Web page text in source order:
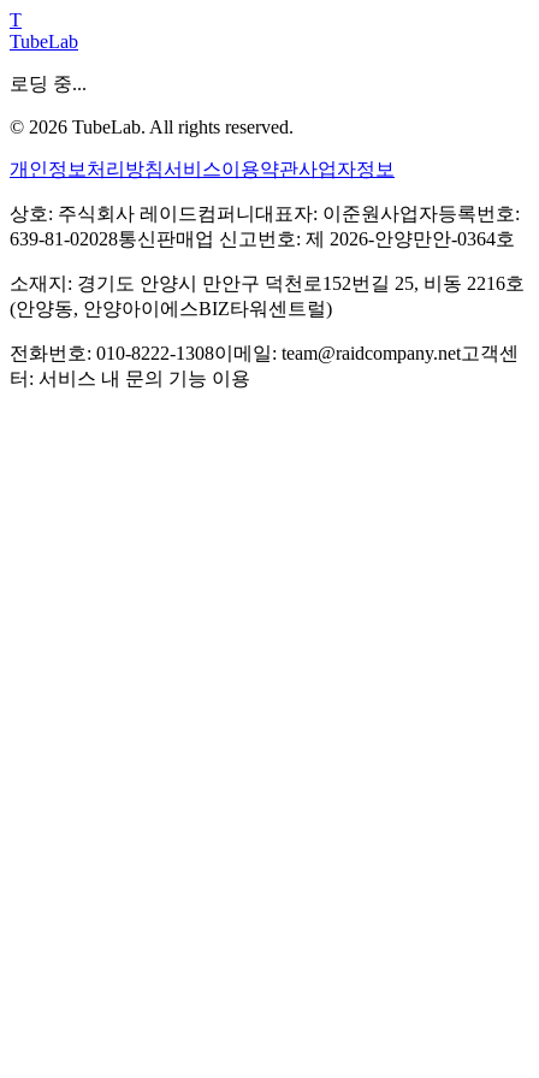
T
TubeLab
로딩 중...
© 2026 TubeLab. All rights reserved.
개인정보처리방침서비스이용약관사업자정보
상호: 주식회사 레이드컴퍼니 대표자: 이준원사업자등록번호:
639-81-02028통신판매업 신고번호: 제 2026-안양만안-0364호
소재지: 경기도 안양시 만안구 덕천로152번길 25, 비동 2216호
(안양동, 안양아이에스BIZ타워센트럴)
전화번호: 010-8222-1308이메일: team@raidcompany.net고객센
터: 서비스 내 문의 기능 이용